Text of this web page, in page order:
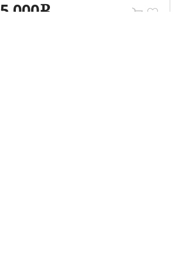
5 000e